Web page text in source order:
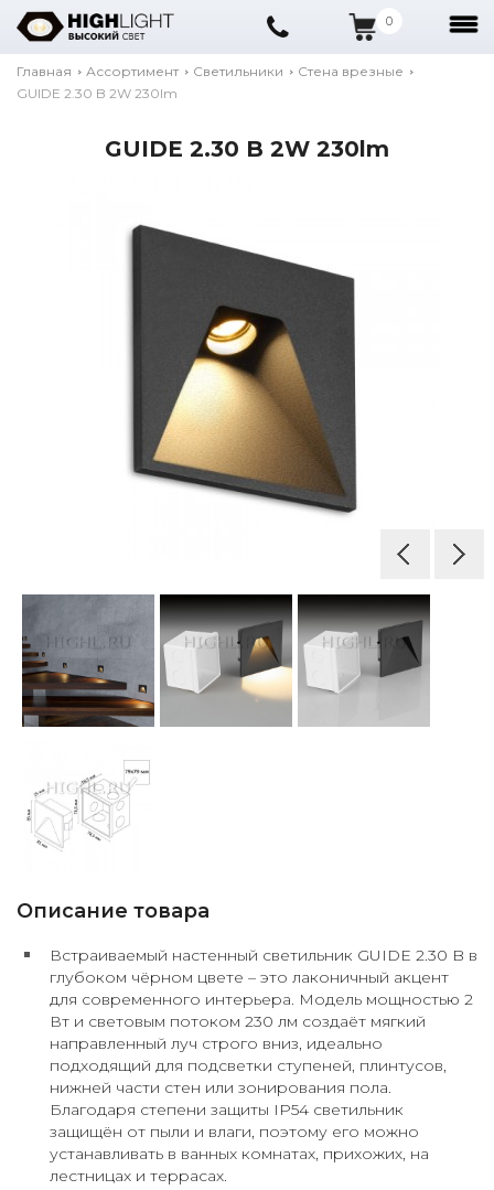
0
Главная Ассортимент Светильники
Стена врезные
GUIDE 2.30 B 2W 230lm
GUIDE 2.30 B 2W 230lm
Описание товара
Встраиваемый настенный светильник GUIDE 2.30 B в
глубоком чёрном цвете – это лаконичный акцент
для современного интерьера. Модель мощностью 2
Вт и световым потоком 230 лм создаёт мягкий
направленный луч строго вниз, идеально
подходящий для подсветки ступеней, плинтусов,
нижней части стен или зонирования пола.
Благодаря степени защиты IP54 светильник
защищён от пыли и влаги, поэтому его можно
устанавливать в ванных комнатах, прихожих, на
лестницах и террасах.